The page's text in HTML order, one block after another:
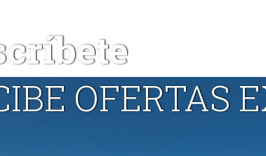
OFERTAS